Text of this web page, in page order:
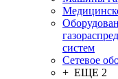
систем
Сетевое
+ ЕЩЕ 2